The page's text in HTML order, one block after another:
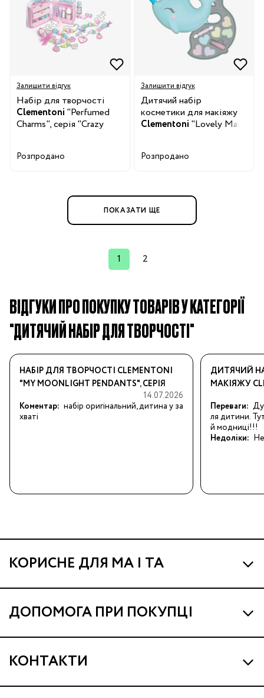
Залишити відгук
Набір для творчості
Clementoni "Perfumed
Charms", серія "Crazy
Розпродано
Залишити відгук
Дитячий набір
косметики для макіяжу
Clementoni "Lovely Make
Розпродано
ПОКАЗАТИ ЩЕ
1 2
ВІДГУКИ ПРО ПОКУПКУ ТОВАРІВ У КАТЕГОРІЇ
"ДИТЯЧИЙ НАБІР ДЛЯ ТВОРЧОСТІ"
НАБІР ДЛЯ ТВОРЧОСТІ CLEMENTONI
"MY MOONLIGHT PENDANTS", СЕРІЯ
14.07.2026
Коментар: набір оригінальний, дитина у за
хваті
ДИТЯЧИЙ
МАКІЯЖУ
Переваги:
ля дитини.
й модниці!!!
Недоліки:
КОРИСНЕ ДЛЯ МА І ТА
Про МА та Маминих Асистентів
Програма Ма Кешбек
Ма Клуб
Подарункові сертифікати
ДОПОМОГА ПРИ ПОКУПЦІ
Наші магазини
Доставка і оплата
Гарантія та сервіс
КОНТАКТИ